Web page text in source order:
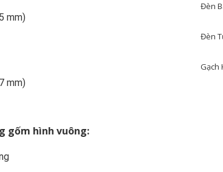
mm)
mm)
gốm hình vuông:
Đèn
Đèn
Gạch